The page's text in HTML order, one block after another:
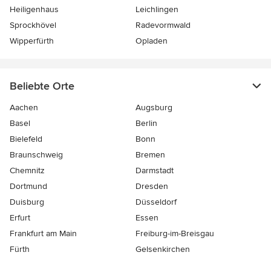
Heiligenhaus
Leichlingen
Sprockhövel
Radevormwald
Wipperfürth
Opladen
Beliebte Orte
Aachen
Augsburg
Basel
Berlin
Bielefeld
Bonn
Braunschweig
Bremen
Chemnitz
Darmstadt
Dortmund
Dresden
Duisburg
Düsseldorf
Erfurt
Essen
Frankfurt am Main
Freiburg-im-Breisgau
Fürth
Gelsenkirchen